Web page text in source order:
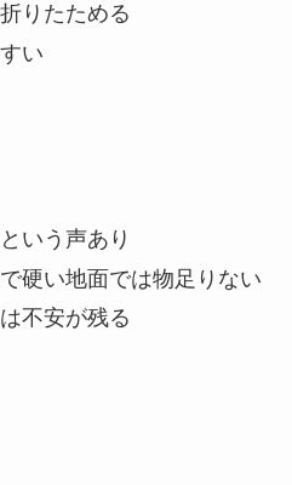
りたためる
い
いう声あり
硬い地面では物足りない
不安が残る